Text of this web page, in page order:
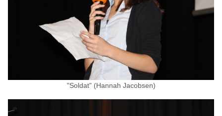
"Soldat" (Hannah Jacobsen)